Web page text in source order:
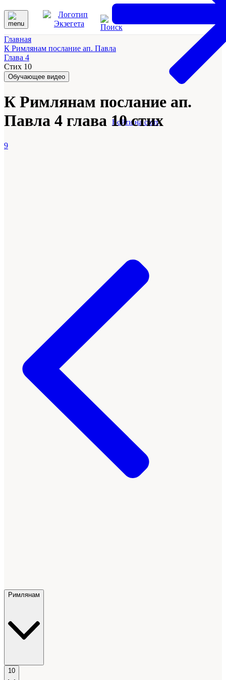
Войти на сайт
Главная
К Римлянам послание ап. Павла
Глава 4
Стих 10
Обучающее видео
К Римлянам послание ап.
Павла 4 глава 10 стих
9
Римлянам
10